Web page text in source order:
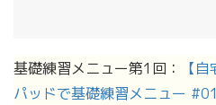
基礎練習メニュー第1回：
【
パッドで基礎練習メニュー #01